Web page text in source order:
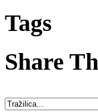
Tags
Share